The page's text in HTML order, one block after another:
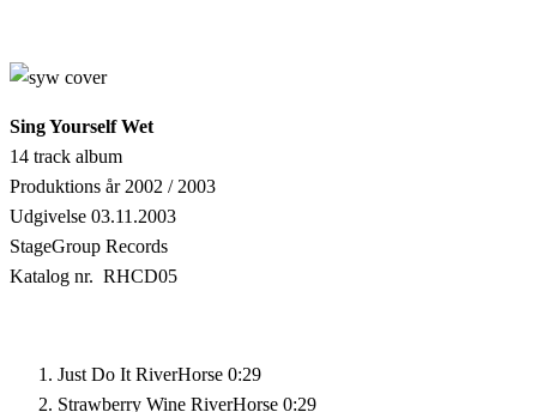
Sing Yourself Wet
14 track album
Produktions år 2002 / 2003
Udgivelse 03.11.2003
StageGroup Records
Katalog nr. RHCD05
Just Do It RiverHorse 0:29
Strawberry Wine RiverHorse 0:29